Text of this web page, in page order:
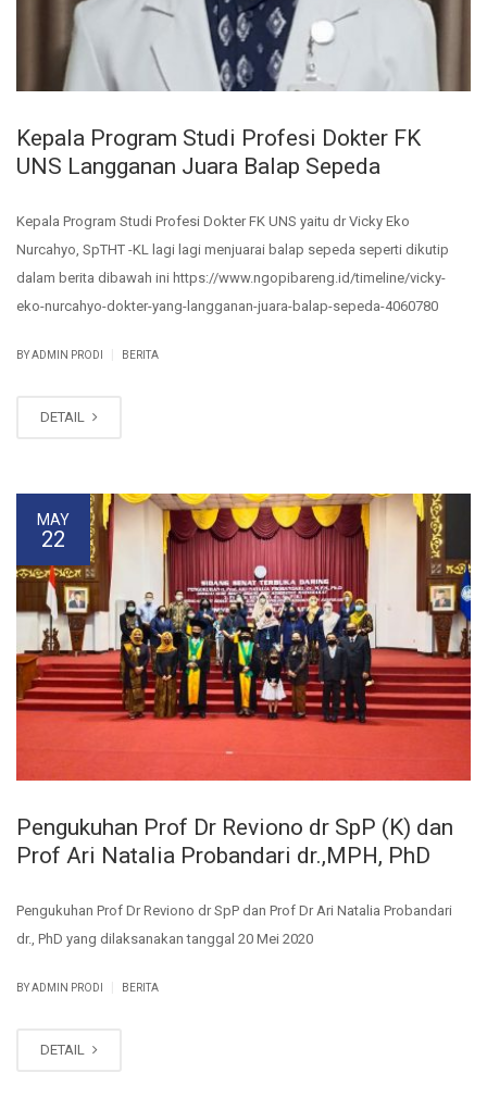
Kepala Program Studi Profesi Dokter FK
UNS Langganan Juara Balap Sepeda
Kepala Program Studi Profesi Dokter FK UNS yaitu dr Vicky Eko
Nurcahyo, SpTHT -KL lagi lagi menjuarai balap sepeda seperti dikutip
dalam berita dibawah ini https://www.ngopibareng.id/timeline/vicky-
eko-nurcahyo-dokter-yang-langganan-juara-balap-sepeda-4060780
BY ADMIN PRODI BERITA
DETAIL
MAY
22
Pengukuhan Prof Dr Reviono dr SpP (K) dan
Prof Ari Natalia Probandari dr.,MPH, PhD
Pengukuhan Prof Dr Reviono dr SpP dan Prof Dr Ari Natalia Probandari
dr., PhD yang dilaksanakan tanggal 20 Mei 2020
BY ADMIN PRODI BERITA
DETAIL